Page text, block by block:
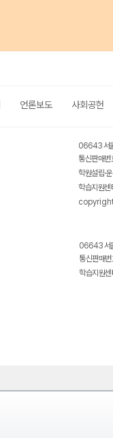
언론보도 사회공헌
06643 서
통신판매
학원설립·
학습지원
06643 서
통신판매
학습지원